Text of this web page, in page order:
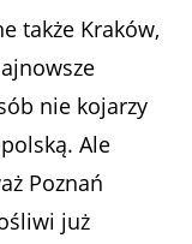
także Kraków,
nie kojarzy
Ale
Poznań
już